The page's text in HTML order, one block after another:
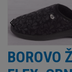
BOROVO